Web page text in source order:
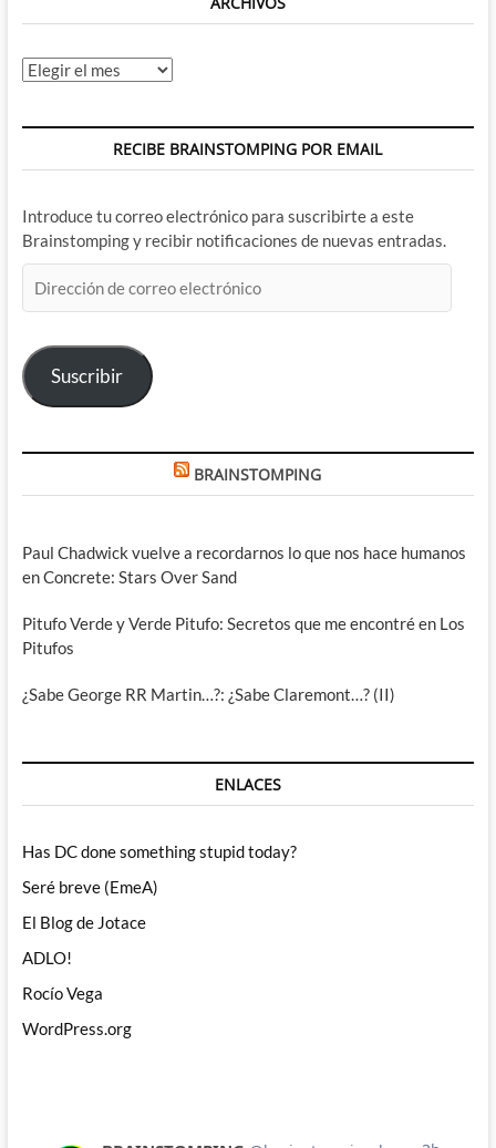
Archivos
RECIBE BRAINSTOMPING POR EMAIL
Introduce tu correo electrónico para suscribirte a este
Brainstomping y recibir notificaciones de nuevas entradas.
de
electrónico
Suscribir
BRAINSTOMPING
Paul Chadwick vuelve a recordarnos lo que nos hace humanos
en Concrete: Stars Over Sand
Pitufo Verde y Verde Pitufo: Secretos que me encontré en Los
Pitufos
¿Sabe George RR Martin…?: ¿Sabe Claremont…? (II)
ENLACES
Has DC done something stupid today?
Seré breve (EmeA)
El Blog de Jotace
ADLO!
Rocío Vega
WordPress.org